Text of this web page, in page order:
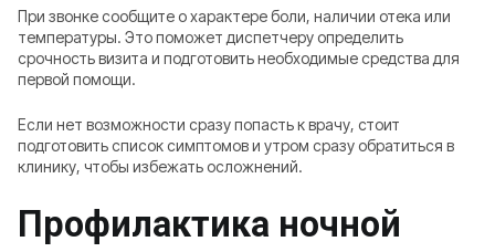
При звонке сообщите о характере боли, наличии отека или
температуры. Это поможет диспетчеру определить
срочность визита и подготовить необходимые средства для
первой помощи.
Если нет возможности сразу попасть к врачу, стоит
подготовить список симптомов и утром сразу обратиться в
клинику, чтобы избежать осложнений.
Профилактика ночной